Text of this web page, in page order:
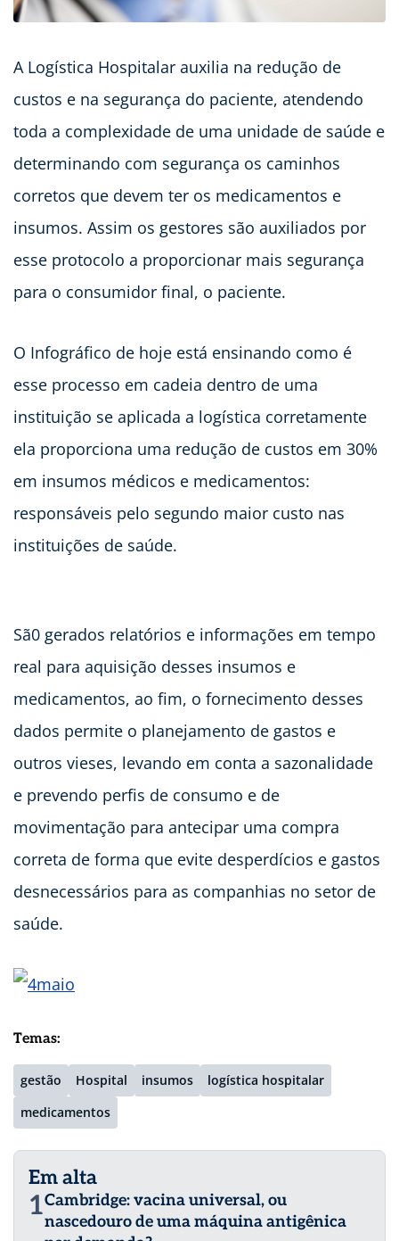
A Logística Hospitalar auxilia na redução de
custos e na segurança do paciente, atendendo
toda a complexidade de uma unidade de saúde e
determinando com segurança os caminhos
corretos que devem ter os medicamentos e
insumos. Assim os gestores são auxiliados por
esse protocolo a proporcionar mais segurança
para o consumidor final, o paciente.
O Infográfico de hoje está ensinando como é
esse processo em cadeia dentro de uma
instituição se aplicada a logística corretamente
ela proporciona uma redução de custos em 30%
em insumos médicos e medicamentos:
responsáveis pelo segundo maior custo nas
instituições de saúde.
Sã0 gerados relatórios e informações em tempo
real para aquisição desses insumos e
medicamentos, ao fim, o fornecimento desses
dados permite o planejamento de gastos e
outros vieses, levando em conta a sazonalidade
e prevendo perfis de consumo e de
movimentação para antecipar uma compra
correta de forma que evite desperdícios e gastos
desnecessários para as companhias no setor de
saúde.
Temas:
gestão Hospital insumos
logística hospitalar
medicamentos
Em alta
1Cambridge: vacina universal, ou
nascedouro de uma máquina antigênica